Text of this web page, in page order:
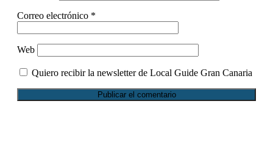
Correo electrónico *
Web
Quiero recibir la newsletter de Local Guide Gran Canaria